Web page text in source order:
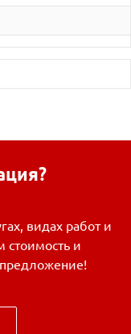
видах работ и
стоимость и